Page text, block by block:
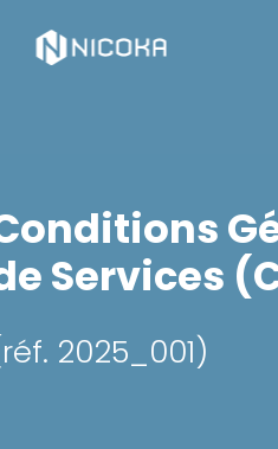
Services
2025_001)